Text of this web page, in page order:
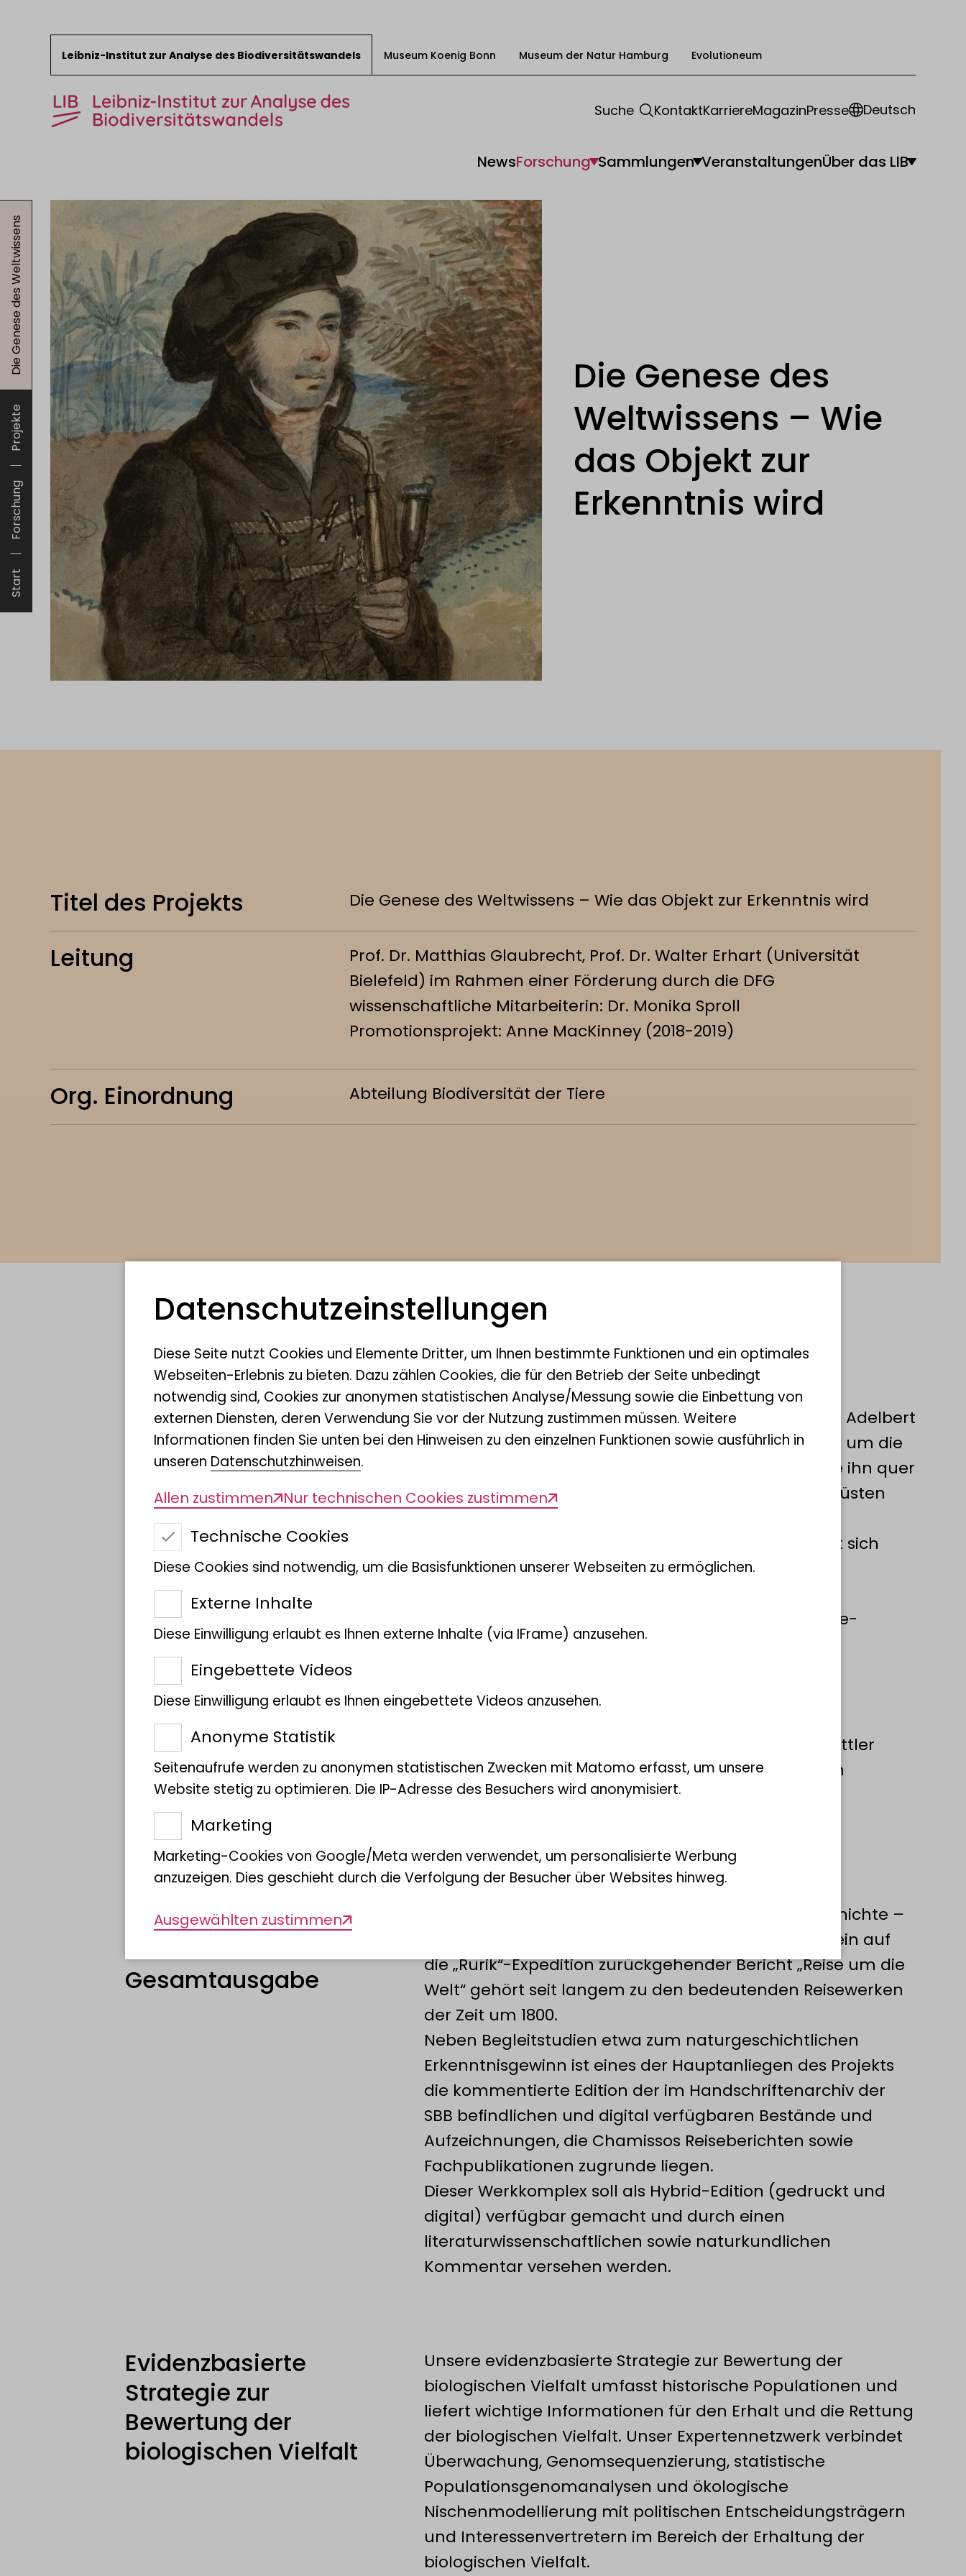
Zum Inhalt springen
Leibniz-Institut zur Analyse des Biodiversitätswandels Museum Koenig Bonn Museum der Natur Hamburg Evolutioneum
NewsForschung Sammlungen VeranstaltungenÜber das LIB
Suche KontaktKarriereMagazinPresse Deutsch
News
Forschung
Sammlungen
Veranstaltungen
Über das LIB
Start
Forschung
Projekte
Die Genese des Weltwissens
Die Genese des
Weltwissens – Wie
das Objekt zur
Erkenntnis wird
Titel des Projekts Die Genese des Weltwissens – Wie das Objekt zur Erkenntnis wird
Leitung
Prof. Dr. Matthias Glaubrecht, Prof. Dr. Walter Erhart (Universität
Bielefeld) im Rahmen einer Förderung durch die DFG
wissenschaftliche Mitarbeiterin: Dr. Monika Sproll
Promotionsprojekt: Anne MacKinney (2018-2019)
Org. Einordnung Abteilung Biodiversität der Tiere
Beschreibung
Auf Expedition um die
Welt mit der „Rurik“
Im August 1815 brach der Dichter und Naturforscher Adelbert
von Chamisso (1781-1838) zu einer dreijährigen Reise um die
Welt auf dem russischen Schiff „Rurik“ auf. Sie führte ihn quer
über den Atlantik in den Pazifischen Ozean, an die Küsten
Zum Jubiläum der Reise von 1815 bis 1818 beschäftigt sich
dieses interdisziplinäre Forschungsprojekt mit der
Aufzeichnungen. Im Projekt werden Chamissos Reise-
Tagebücher, Manuskripte sowie seine natur- und
Damit intendiert das Forschungsprojekt die
Doppelprofession sowie als Grenzgänger und Vermittler
zwischen Literatur und Naturforschung bisher kaum
wahrgenommen wurde.
Chamissos
Handschriften als
Gesamtausgabe
Chamisso zählt zu den schon im 19. Jahrhundert
kanonisierten Autoren der deutschen Literaturgeschichte –
oft verglichen etwa mit Alexander von Humboldt. Sein auf
die „Rurik“-Expedition zurückgehender Bericht „Reise um die
Welt“ gehört seit langem zu den bedeutenden Reisewerken
der Zeit um 1800.
Neben Begleitstudien etwa zum naturgeschichtlichen
Erkenntnisgewinn ist eines der Hauptanliegen des Projekts
die kommentierte Edition der im Handschriftenarchiv der
SBB befindlichen und digital verfügbaren Bestände und
Aufzeichnungen, die Chamissos Reiseberichten sowie
Fachpublikationen zugrunde liegen.
Dieser Werkkomplex soll als Hybrid-Edition (gedruckt und
digital) verfügbar gemacht und durch einen
literaturwissenschaftlichen sowie naturkundlichen
Kommentar versehen werden.
Evidenzbasierte
Strategie zur
Bewertung der
biologischen Vielfalt
Unsere evidenzbasierte Strategie zur Bewertung der
biologischen Vielfalt umfasst historische Populationen und
liefert wichtige Informationen für den Erhalt und die Rettung
der biologischen Vielfalt. Unser Expertennetzwerk verbindet
Überwachung, Genomsequenzierung, statistische
Populationsgenomanalysen und ökologische
Nischenmodellierung mit politischen Entscheidungsträgern
und Interessenvertretern im Bereich der Erhaltung der
biologischen Vielfalt.
Datenschutz­einstellungen
Diese Seite nutzt Cookies und Elemente Dritter, um Ihnen bestimmte Funktionen und ein optimales
Webseiten-Erlebnis zu bieten. Dazu zählen Cookies, die für den Betrieb der Seite unbedingt
notwendig sind, Cookies zur anonymen statistischen Analyse/Messung sowie die Einbettung von
externen Diensten, deren Verwendung Sie vor der Nutzung zustimmen müssen. Weitere
Informationen finden Sie unten bei den Hinweisen zu den einzelnen Funktionen sowie ausführlich in
unseren Datenschutzhinweisen.
Allen zustimmen Nur technischen Cookies zustimmen
Technische Cookies
Diese Cookies sind notwendig, um die Basisfunktionen unserer Webseiten zu ermöglichen.
Externe Inhalte
Diese Einwilligung erlaubt es Ihnen externe Inhalte (via IFrame) anzusehen.
Eingebettete Videos
Diese Einwilligung erlaubt es Ihnen eingebettete Videos anzusehen.
Anonyme Statistik
Seitenaufrufe werden zu anonymen statistischen Zwecken mit Matomo erfasst, um unsere
Website stetig zu optimieren. Die IP-Adresse des Besuchers wird anonymisiert.
Marketing
Marketing-Cookies von Google/Meta werden verwendet, um personalisierte Werbung
anzuzeigen. Dies geschieht durch die Verfolgung der Besucher über Websites hinweg.
Ausgewählten zustimmen